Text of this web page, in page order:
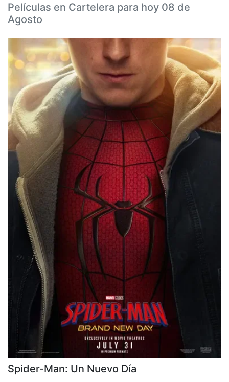
Películas en Cartelera para hoy 08 de
Agosto
Spider-Man: Un Nuevo Día